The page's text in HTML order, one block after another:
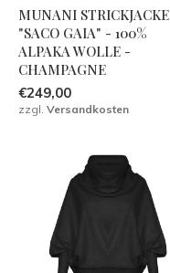
MUNANI STRICKJACKE
"SACO GAIA" - 100%
ALPAKA WOLLE -
CHAMPAGNE
€249,00
zzgl. Versandkosten